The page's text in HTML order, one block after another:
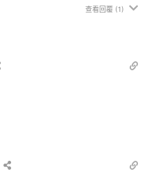
查看回覆 (1)